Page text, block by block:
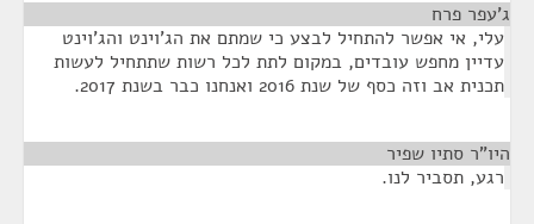
ג'עפר פרח
עלי, אי אפשר להתחיל לבצע כי שמתם את הג'וינט והג'וינט
עדיין מחפש עובדים, במקום לתת לכל רשות שתתחיל לעשות
תכנית אב וזה כסף של שנת 2016 ואנחנו כבר בשנת 2017.
היו"ר סתיו שפיר
רגע, תסביר לנו.